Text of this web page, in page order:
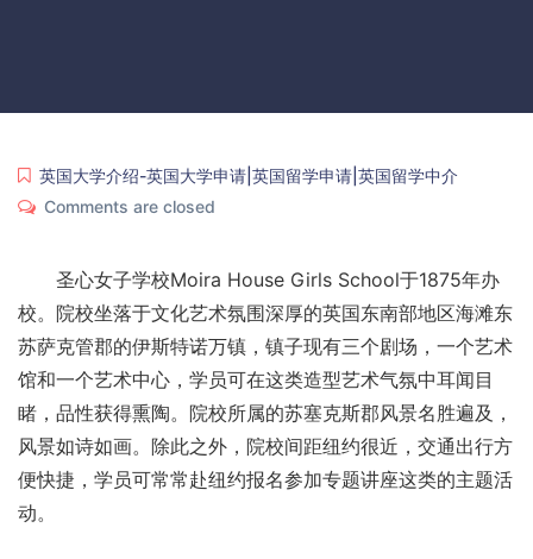
英国大学介绍-英国大学申请|英国留学申请|英国留学中介
Comments are closed
圣心女子学校Moira House Girls School于1875年办
校。院校坐落于文化艺术氛围深厚的英国东南部地区海滩东
苏萨克管郡的伊斯特诺万镇，镇子现有三个剧场，一个艺术
馆和一个艺术中心，学员可在这类造型艺术气氛中耳闻目
睹，品性获得熏陶。院校所属的苏塞克斯郡风景名胜遍及，
风景如诗如画。除此之外，院校间距纽约很近，交通出行方
便快捷，学员可常常赴纽约报名参加专题讲座这类的主题活
动。